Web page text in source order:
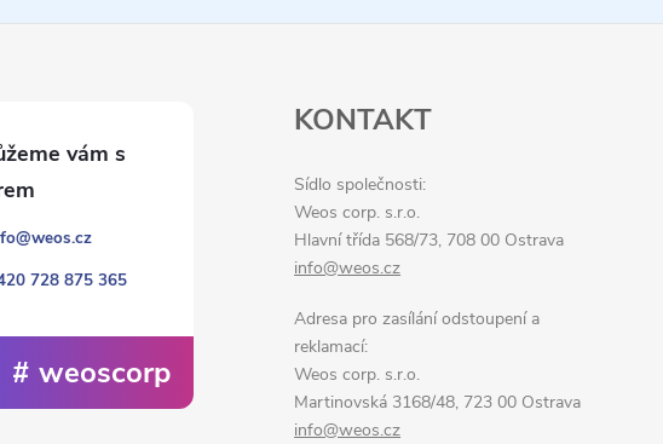
@weos.cz
728 875 365
weoscorp
KONTAKT
Sídlo společnosti:
Weos corp. s.r.o.
Hlavní třída 568/73, 708 00 Ostrava
info@weos.cz
Adresa pro zasílání odstoupení a
reklamací:
Weos corp. s.r.o.
Martinovská 3168/48, 723 00 Ostrava
info@weos.cz